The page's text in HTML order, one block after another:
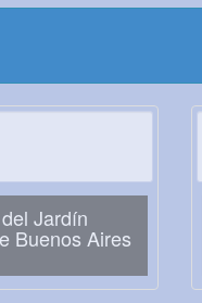
Jardín
Buenos Aires